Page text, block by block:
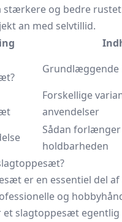
stærkere og bedre
an med selvtillid.
Forskellige
anvendelser
Sådan
holdbarheden
er en essentiel del
og
et slagtoppesæt